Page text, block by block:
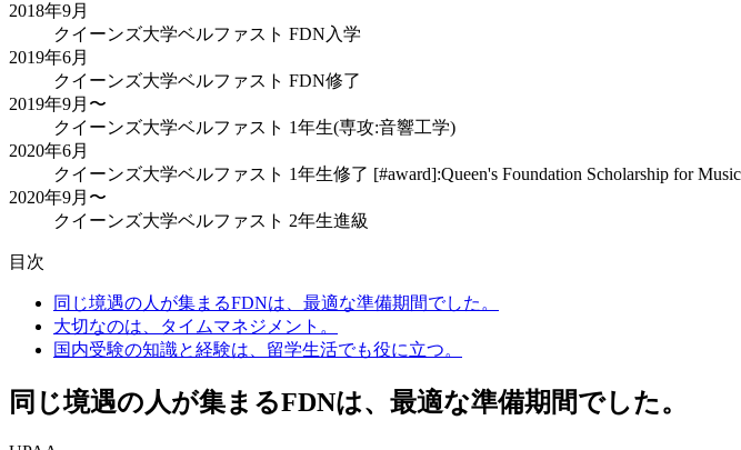
2018年9月
クイーンズ大学ベルファスト FDN入学
2019年6月
クイーンズ大学ベルファスト FDN修了
2019年9月〜
クイーンズ大学ベルファスト 1年生(専攻:音響工学)
2020年6月
クイーンズ大学ベルファスト 1年生修了 [#award]:Queen's Foundation Scholarship for
2020年9月〜
クイーンズ大学ベルファスト 2年生進級
目次
同じ境遇の人が集まるFDNは、最適な準備期間でした。
大切なのは、タイムマネジメント。
国内受験の知識と経験は、留学生活でも役に立つ。
同じ境遇の人が集まるFDNは、最適な準備期間でした。